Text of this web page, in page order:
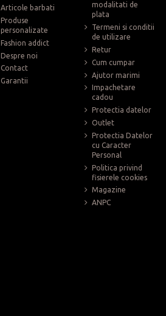
Articole barbati
Produse
personalizate
Fashion addict
Despre noi
Contact
Garantii
modalitati de
plata
Termeni si conditii
de utilizare
Retur
Cum cumpar
Ajutor marimi
Impachetare
cadou
Protectia datelor
Outlet
Protectia Datelor
cu Caracter
Personal
Politica privind
fisierele cookies
Magazine
ANPC